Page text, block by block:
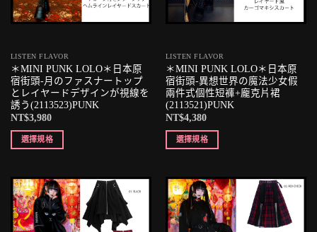
LISTEN FLAVOR
＊MINI PUNK LOLO＊日本原
宿街頭-月のファスナートップ
とレイヤードデザインが視線を
誘う(2113523)PUNK
NT$3,980
選擇規格
LISTEN FLAVOR
＊MINI PUNK LOLO＊日本原
宿街頭-異想世界の魔法少女假
兩件式個性短褲+龐克片裙
(2113521)PUNK
NT$4,380
選擇規格